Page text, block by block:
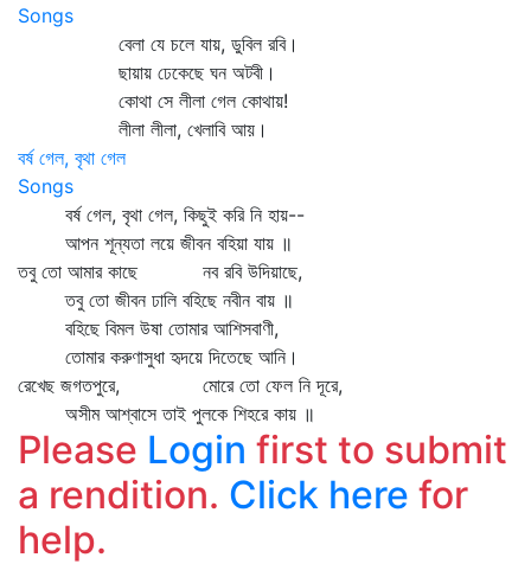
Songs
বেলা যে চলে যায়, ডুবিল রবি।
ছায়ায় ঢেকেছে ঘন অটবী।
কোথা সে লীলা গেল কোথায়!
লীলা লীলা, খেলাবি আয়।
বর্ষ গেল, বৃথা গেল
Songs
বর্ষ গেল, বৃথা গেল, কিছুই করি নি হায়--
আপন শূন্যতা লয়ে জীবন বহিয়া যায় ॥
তবু তো আমার কাছে নব রবি উদিয়াছে,
তবু তো জীবন ঢালি বহিছে নবীন বায় ॥
বহিছে বিমল উষা তোমার আশিসবাণী,
তোমার করুণাসুধা হৃদয়ে দিতেছে আনি।
রেখেছ জগতপুরে, মোরে তো ফেল নি দূরে,
অসীম আশ্বাসে তাই পুলকে শিহরে কায় ॥
Please Login first to submit
a rendition. Click here for
help.